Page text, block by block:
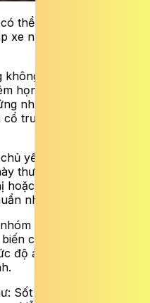
thể gây biến
xe não, viêm cầu
có biểu hiện điển
họng rõ ràng, trẻ có
như nghẹt mũi, chảy
trước và quấy khóc do
yếu là quấy khóc,
thường có yếu tố dịch
đi nhà trẻ – nơi có
nhóm A (GAS).
A có thể gây ra hai
chứng không sinh mủ
độ ảnh hưởng khác
Sốt thấp cấp, thấp